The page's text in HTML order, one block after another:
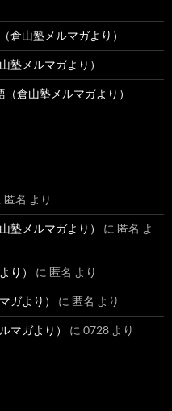
倉山塾メルマガより）
塾メルマガより）
倉山塾メルマガより）
匿名 より
塾メルマガより） に 匿名 よ
り） に 匿名 より
ガより） に 匿名 より
マガより） に 0728 より